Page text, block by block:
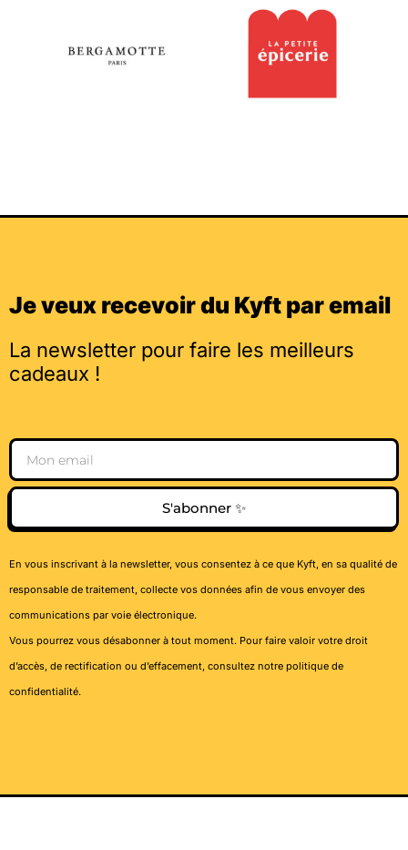
Je veux recevoir du Kyft par email
La newsletter pour faire les meilleurs
cadeaux !
Email
S'abonner ✨
En vous inscrivant à la newsletter, vous consentez à ce que Kyft, en sa qualité de
responsable de traitement, collecte vos données afin de vous envoyer des
communications par voie électronique.
Vous pourrez vous désabonner à tout moment. Pour faire valoir votre droit
d’accès, de rectification ou d’effacement, consultez notre politique de
confidentialité.